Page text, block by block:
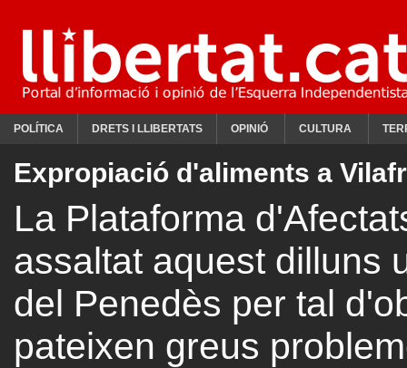
POLÍTICA DRETS I LLIBERTATS OPINIÓ CULTURA
Expropiació d'aliments a
La Plataforma
assaltat aquest dilluns
del Penedès per tal
pateixen greus